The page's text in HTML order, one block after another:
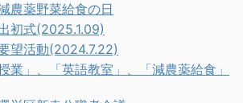
農薬野菜給食の日
初式(2025.1.09)
望活動(2024.7.22)
業」、「英語教室」、「減農薬給食」